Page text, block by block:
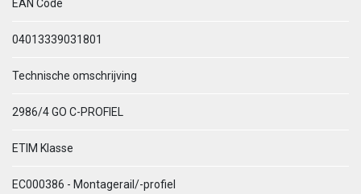
EAN Code
04013339031801
Technische omschrijving
2986/4 GO C-PROFIEL
ETIM Klasse
EC000386 - Montagerail/-profiel